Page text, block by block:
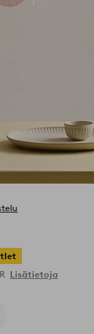
Lisätietoja